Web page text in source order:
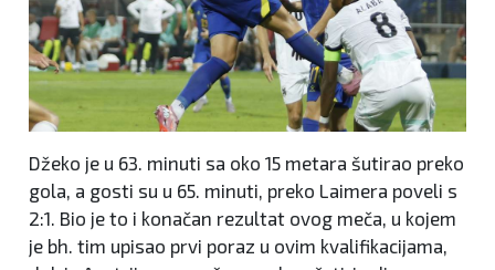
Džeko je u 63. minuti sa oko 15 metara šutirao preko
gola, a gosti su u 65. minuti, preko Laimera poveli s
2:1. Bio je to i konačan rezultat ovog meča, u kojem
je bh. tim upisao prvi poraz u ovim kvalifikacijama,